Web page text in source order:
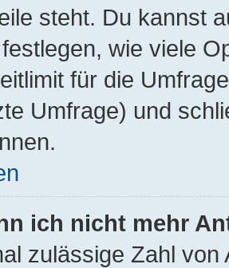
steht. Du kannst
festlegen, wie viele
für die
Umfrage) und
ich nicht mehr
zulässige Zahl